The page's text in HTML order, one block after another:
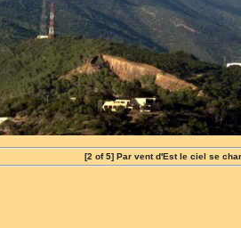
[2 of 5] Par vent d'Est le ciel se